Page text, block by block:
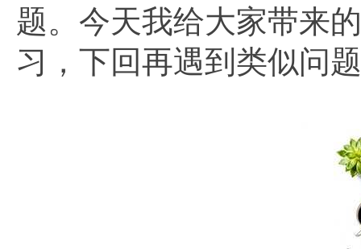
题。今天我给大家带来
习，下回再遇到类似问